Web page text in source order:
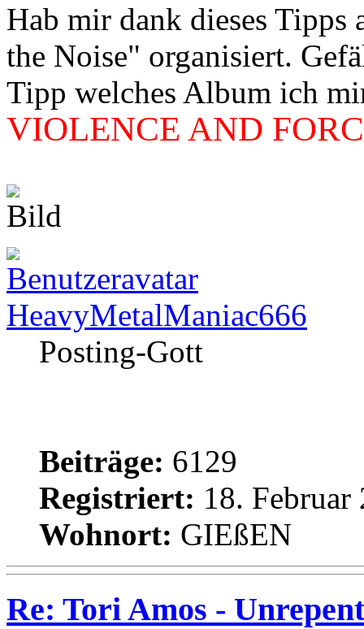
Hab mir dank dieses
the Noise" organisiert.
Tipp welches Album ich
VIOLENCE AND
HeavyMetalManiac666
Posting-Gott
Beiträge: 6129
Registriert: 18. Februar
Wohnort: GIEßEN
Re: Tori Amos -